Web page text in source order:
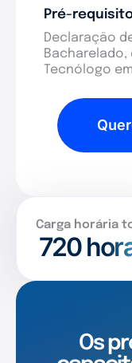
Pré-
Declaração
Tecnólogo
Carga horária
720
Os